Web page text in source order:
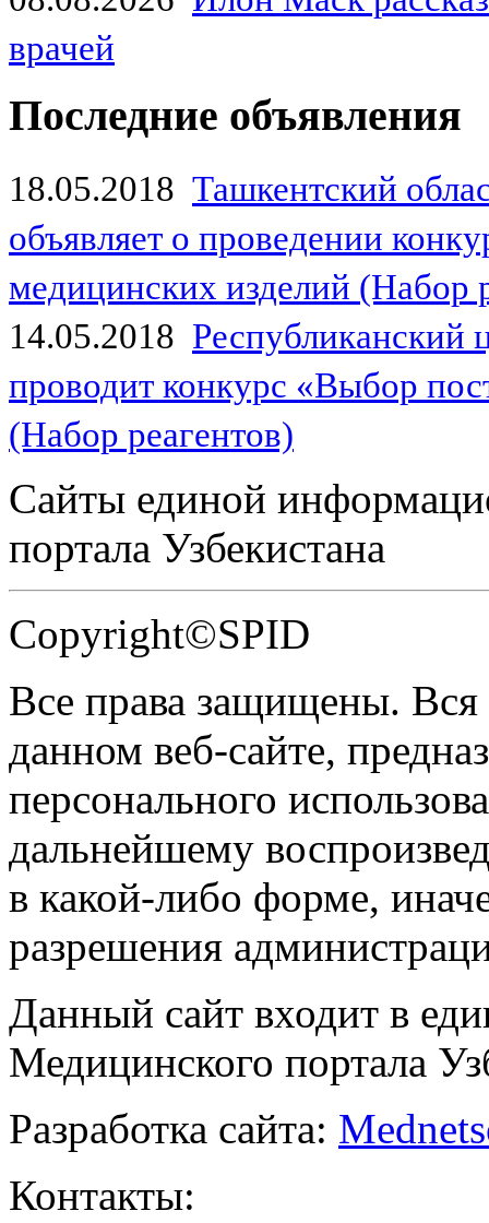
врачей
Последние объявления
18.05.2018 Ташкентский
объявляет о проведении
медицинских изделий (Набор
14.05.2018
проводит конкурс «Выбор
(Набор реагентов)
Сайты единой
портала Узбекистана
Copyright©SPID
Все права защищены.
данном веб-сайте,
персонального
дальнейшему
в какой-либо форме,
разрешения
Данный сайт входит в
Медицинского портала
Разработка сайта:
Контакты: